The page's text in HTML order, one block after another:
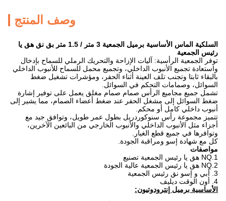
وصف المنتج
السلكية الماس الأساسية برميل الجمعية 3 متر / 1.5 متر بق نق هق يا
رئيس الجمعية
توفر الجمعية الرأسية: آليات الإزاحة والتحريك الرملي للسماح بإدخال
واستعادة تجميع الأنبوب الداخلي، وتجميع محمل للسماح للأنبوب الداخلي
بالبقاء ثابتا وتجنب تلف العينة أثناء الحفر، ومؤشرات تشغيل ضغط
السوائل، وصمامات التحكم في السوائل.
تشمل جميع مجاميع الرأس صمام صمام مغلق يعمل على توفير إشارة
ضغط السوائل إلى مشغل الحفر عند ضغط أعضاء الصمام، مما يشير إلى
أنبوب داخلي كامل أو محكم.
تتميز مجموعة رأس سنوكوردريل بطول عمر طويل، وتوافق جيد مع
أجزاء مثل الأنبوب الداخلي والأنبوب الخارجي من البائعين الآخرين،
وتوافرها في جميع قطع الغيار.
كل مع شهادة إسو ومراقبة الجودة.
مواصفات
1.NQ هق يا رئيس الجمعية تصنيع
2.NQ هق يا رئيس الجمعية عالية الجودة
3. أبي و إسو نق رئيس الجمعية
4. أون الوقت ديليف
الأساسية برميل إنترودوتيون: